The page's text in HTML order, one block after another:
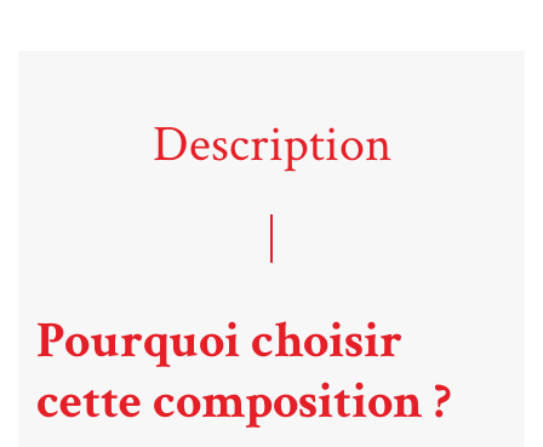
Description
Pourquoi choisir
cette composition ?